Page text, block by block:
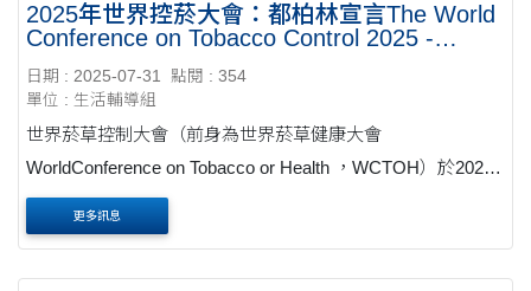
2025年世界控菸大會：都柏林宣言The World
Conference on Tobacco Control 2025 -
日期 : 2025-07-31
點閱 : 354
單位 : 生活輔導組
世界菸草控制大會（前身為世界菸草健康大會
WorldConference on Tobacco or Health ，WCTOH）於2025
年6月23日至25日在愛爾蘭都柏林舉行，是全球領先的菸草控
制國際論壇，其網站提供旨揭主題相關資訊供參考運用 （網
更多訊息